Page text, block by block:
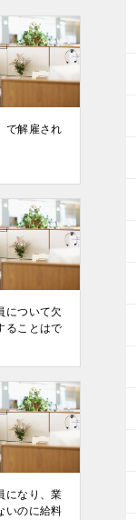
で解雇され
について⽋
ることはで
になり、業
いのに給料